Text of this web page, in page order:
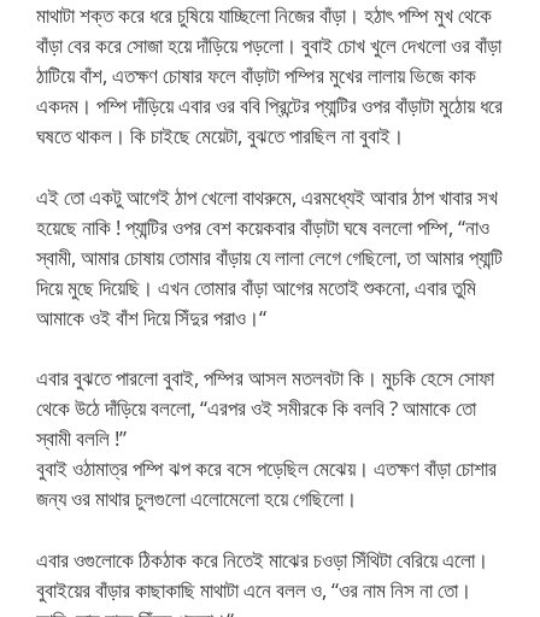
মাথাটা শক্ত করে ধরে চুষিয়ে যাচ্ছিলো নিজের বাঁড়া। হঠাৎ পম্পি মুখ থেকে
বাঁড়া বের করে সোজা হয়ে দাঁড়িয়ে পড়লো। বুবাই চোখ খুলে দেখলো ওর বাঁড়া
ঠাটিয়ে বাঁশ, এতক্ষণ চোষার ফলে বাঁড়াটা পম্পির মুখের লালায় ভিজে কাক
একদম। পম্পি দাঁড়িয়ে এবার ওর ববি প্রিন্টের প্যান্টির ওপর বাঁড়াটা মুঠোয় ধরে
ঘষতে থাকল। কি চাইছে মেয়েটা, বুঝতে পারছিল না বুবাই।
এই তো একটু আগেই ঠাপ খেলো বাথরুমে, এরমধ্যেই আবার ঠাপ খাবার সখ
হয়েছে নাকি ! প্যান্টির ওপর বেশ কয়েকবার বাঁড়াটা ঘষে বললো পম্পি, “নাও
স্বামী, আমার চোষায় তোমার বাঁড়ায় যে লালা লেগে গেছিলো, তা আমার প্যান্টি
দিয়ে মুছে দিয়েছি। এখন তোমার বাঁড়া আগের মতোই শুকনো, এবার তুমি
আমাকে ওই বাঁশ দিয়ে সিঁদুর পরাও।“
এবার বুঝতে পারলো বুবাই, পম্পির আসল মতলবটা কি। মুচকি হেসে সোফা
থেকে উঠে দাঁড়িয়ে বললো, “এরপর ওই সমীরকে কি বলবি ? আমাকে তো
স্বামী বললি !”
বুবাই ওঠামাত্র পম্পি ঝপ করে বসে পড়েছিল মেঝেয়। এতক্ষণ বাঁড়া চোশার
জন্য ওর মাথার চুলগুলো এলোমেলো হয়ে গেছিলো।
এবার ওগুলোকে ঠিকঠাক করে নিতেই মাঝের চওড়া সিঁথিটা বেরিয়ে এলো।
বুবাইয়ের বাঁড়ার কাছাকাছি মাথাটা এনে বলল ও, “ওর নাম নিস না তো।